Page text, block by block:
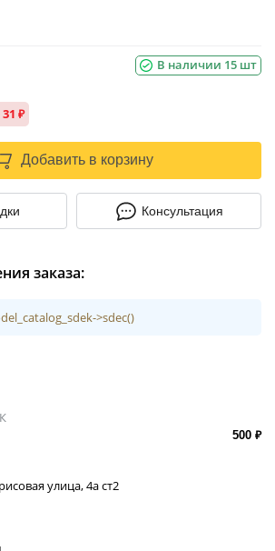
В наличии 15 шт
31 ₽
Добавить в корзину
Консультация
заказа:
>sdec()
500 ₽
улица, 4а ст2